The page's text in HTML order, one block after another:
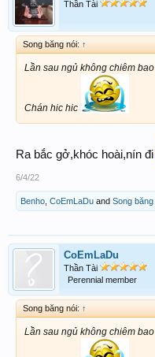
Thần Tài
Song băng nói: ↑
Lần sau ngủ không chiêm bao
Chán hic hic
Ra bắc gở,khóc hoài,nín đi
6/4/22
Benho CoEmLaDu and Song băng
CoEmLaDu
Thần Tài
Perennial member
Song băng nói: ↑
Lần sau ngủ không chiêm bao